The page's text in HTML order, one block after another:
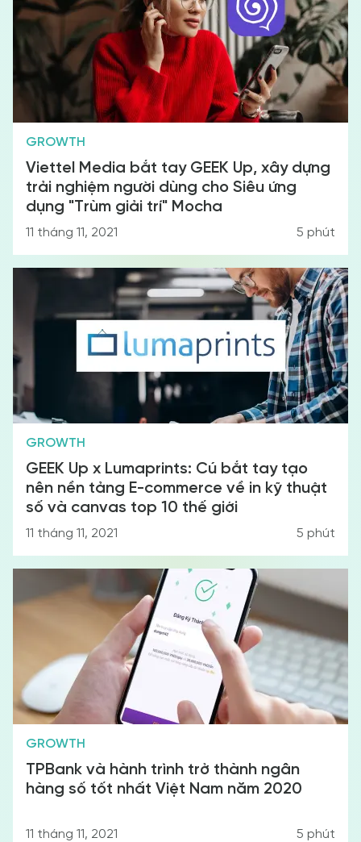
GROWTH
Viettel Media bắt tay GEEK Up, xây dựng
trải nghiệm người dùng cho Siêu ứng
dụng "Trùm giải trí" Mocha
11 tháng 11, 2021 5 phút
GROWTH
GEEK Up x Lumaprints: Cú bắt tay tạo
nên nền tảng E-commerce về in kỹ thuật
số và canvas top 10 thế giới
11 tháng 11, 2021 5 phút
GROWTH
TPBank và hành trình trở thành ngân
hàng số tốt nhất Việt Nam năm 2020
11 tháng 11, 2021 5 phút